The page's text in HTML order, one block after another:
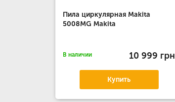
Пила циркулярная Makita
5008MG Makita
В наличии 10 999 грн
Купить